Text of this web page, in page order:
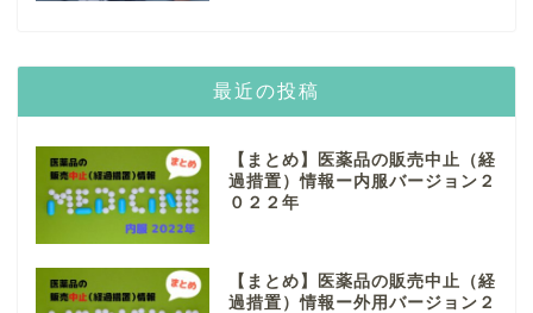
最近の投稿
【まとめ】医薬品の販売中止（経
過措置）情報ー内服バージョン２
０２２年
【まとめ】医薬品の販売中止（経
過措置）情報ー外用バージョン２